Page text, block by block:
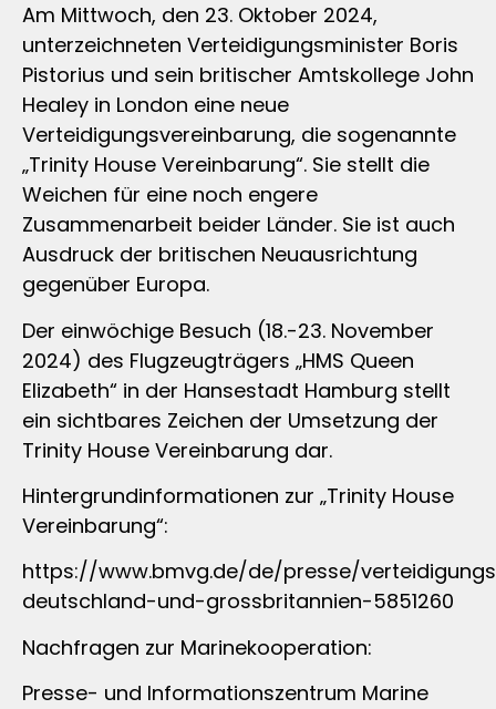
Am Mittwoch, den 23. Oktober 2024,
unterzeichneten Verteidigungsminister Boris
Pistorius und sein britischer Amtskollege John
Healey in London eine neue
Verteidigungsvereinbarung, die sogenannte
„Trinity House Vereinbarung“. Sie stellt die
Weichen für eine noch engere
Zusammenarbeit beider Länder. Sie ist auch
Ausdruck der britischen Neuausrichtung
gegenüber Europa.
Der einwöchige Besuch (18.-23. November
2024) des Flugzeugträgers „HMS Queen
Elizabeth“ in der Hansestadt Hamburg stellt
ein sichtbares Zeichen der Umsetzung der
Trinity House Vereinbarung dar.
Hintergrundinformationen zur „Trinity House
Vereinbarung“:
https://www.bmvg.de/de/presse/
deutschland-und-grossbritannien-5851260
Nachfragen zur Marinekooperation:
Presse- und Informationszentrum Marine